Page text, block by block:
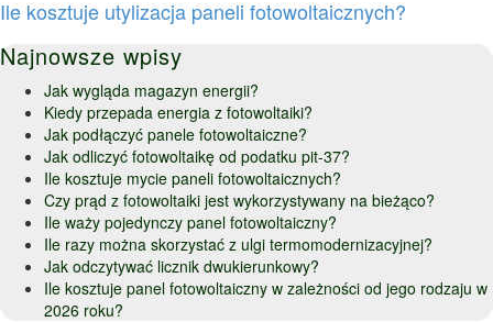
Ile kosztuje utylizacja paneli fotowoltaicznych?
Najnowsze wpisy
Jak wygląda magazyn energii?
Kiedy przepada energia z fotowoltaiki?
Jak podłączyć panele fotowoltaiczne?
Jak odliczyć fotowoltaikę od podatku pit-37?
Ile kosztuje mycie paneli fotowoltaicznych?
Czy prąd z fotowoltaiki jest wykorzystywany na bieżąco?
Ile waży pojedynczy panel fotowoltaiczny?
Ile razy można skorzystać z ulgi termomodernizacyjnej?
Jak odczytywać licznik dwukierunkowy?
Ile kosztuje panel fotowoltaiczny w zależności od jego rodzaju w
2026 roku?